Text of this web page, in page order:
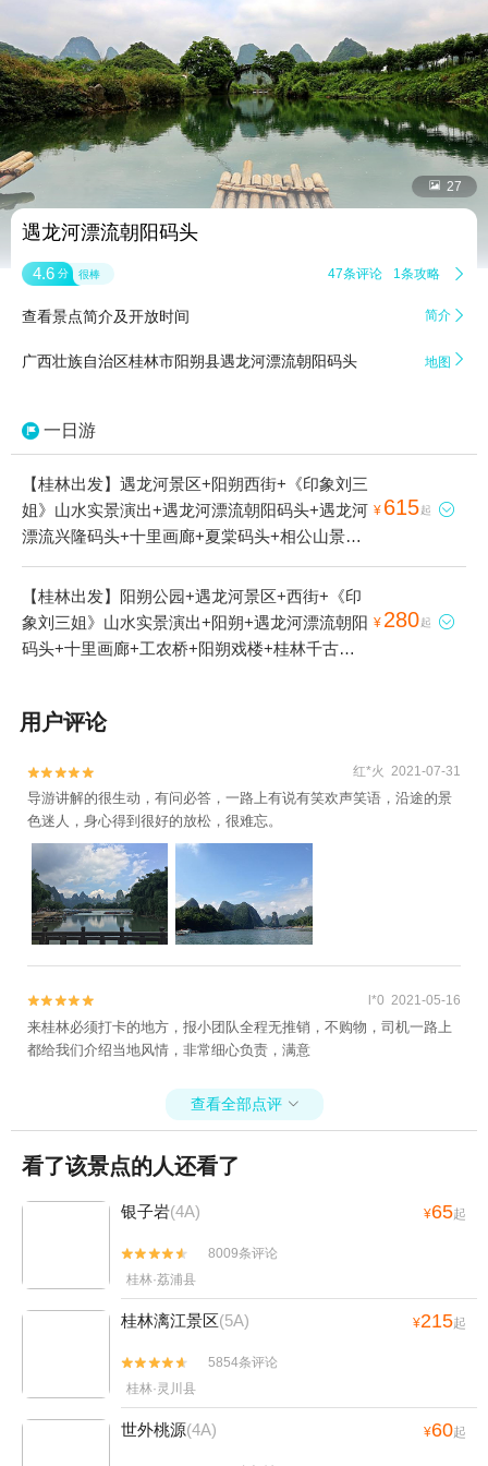
 27
遇龙河漂流朝阳码头
4.6 分 很棒 47条评论 1条攻略 
查看景点简介及开放时间 简介 
广西壮族自治区桂林市阳朔县遇龙河漂流朝阳码头 地图 
一日游
【桂林出发】遇龙河景区+阳朔西街+《印象刘三
姐》山水实景演出+遇龙河漂流朝阳码头+遇龙河
漂流兴隆码头+十里画廊+夏棠码头+相公山景区
+桂林千古情+阳朔如意峰索道景区+遇龙河竹筏
漂游1日游
¥ 615起 
【桂林出发】阳朔公园+遇龙河景区+西街+《印
象刘三姐》山水实景演出+阳朔+遇龙河漂流朝阳
码头+十里画廊+工农桥+阳朔戏楼+桂林千古情
¥ 280起 
用户评论

 红*火 2021-07-31
导游讲解的很生动，有问必答，一路上有说有笑欢声笑语，沿途的景
色迷人，身心得到很好的放松，很难忘。

 l*0 2021-05-16
来桂林必须打卡的地方，报小团队全程无推销，不购物，司机一路上
都给我们介绍当地风情，非常细心负责，满意
查看全部点评 
看了该景点的人还看了
银子岩(4A) ¥65起


8009条评论
桂林·荔浦县
桂林漓江景区(5A) ¥215起


5854条评论
桂林·灵川县
世外桃源(4A) ¥60起